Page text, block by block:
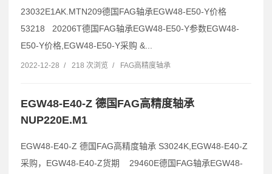
23032E1AK.MTN209德国FAG轴承EGW48-E50-Y价格
53218 20206T德国FAG轴承EGW48-E50-Y参数EGW48-
E50-Y价格,EGW48-E50-Y采购 &...
2022-12-28 / 218 次浏览 / FAG高精度轴承
EGW48-E40-Z 德国FAG高精度轴承
NUP220E.M1
EGW48-E40-Z 德国FAG高精度轴承 S3024K,EGW48-E40-Z
采购，EGW48-E40-Z货期 29460E德国FAG轴承EGW48-